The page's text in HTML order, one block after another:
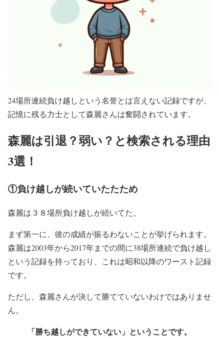
24場所連続負け越しという名誉とは言えない記録ですが、
記憶に残る力士として森麗さんは奮闘されています。
森麗は引退？弱い？と検索される理由
3選！
①負け越しが続いていたたため
森麗は３８場所負け越しが続いてた。
まず第一に、彼の成績が振るわないことが挙げられます。
森麗は2003年から2017年までの間に38場所連続で負け越し
という記録を持っており、これは昭和以降のワースト記録
です。
ただし、森麗さんが決して勝てていないわけではありませ
ん。
「勝ち越しができていない」ということです。